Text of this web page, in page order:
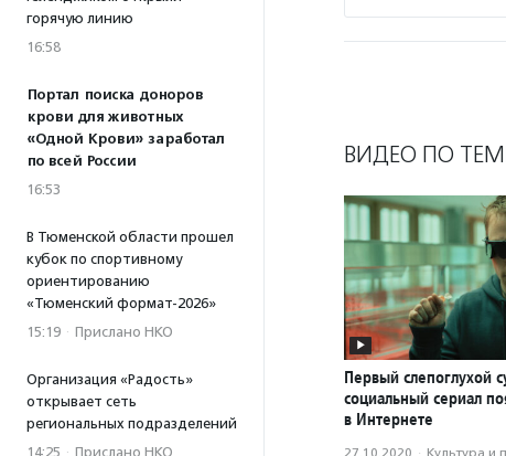
горячую линию
16:58
Портал поиска доноров
крови для животных
«Одной Крови» заработал
по всей России
16:53
В Тюменской области прошел
кубок по спортивному
ориентированию
«Тюменский формат-2026»
15:19 · Прислано НКО
Организация «Радость»
открывает сеть
региональных подразделений
14:25 · Прислано НКО
ВИДЕО ПО
Первый слепоглухой
социальный сериал
в Интернете
27.10.2020 · Культура и